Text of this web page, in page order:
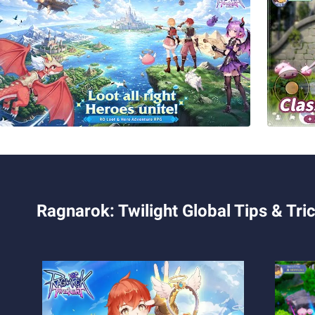
Ragnarok: Twilight Global Tips &